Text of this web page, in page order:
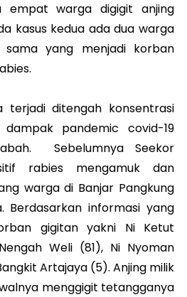
empat warga digigit anjing
kasus kedua ada dua warga
yang menjadi korban
terjadi ditengah konsentrasi
pandemic covid-19
Sebelumnya Seekor
rabies mengamuk dan
warga di Banjar Pangkung
Berdasarkan informasi yang
gigitan yakni Ni Ketut
Weli (81), Ni Nyoman
Artajaya (5). Anjing milik
menggigit tetangganya